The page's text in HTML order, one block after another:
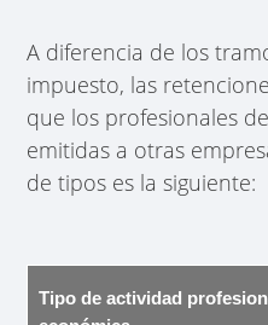
A diferencia de los
impuesto, las
que los profesionales
emitidas a otras
de tipos es la siguiente:
Tipo de actividad